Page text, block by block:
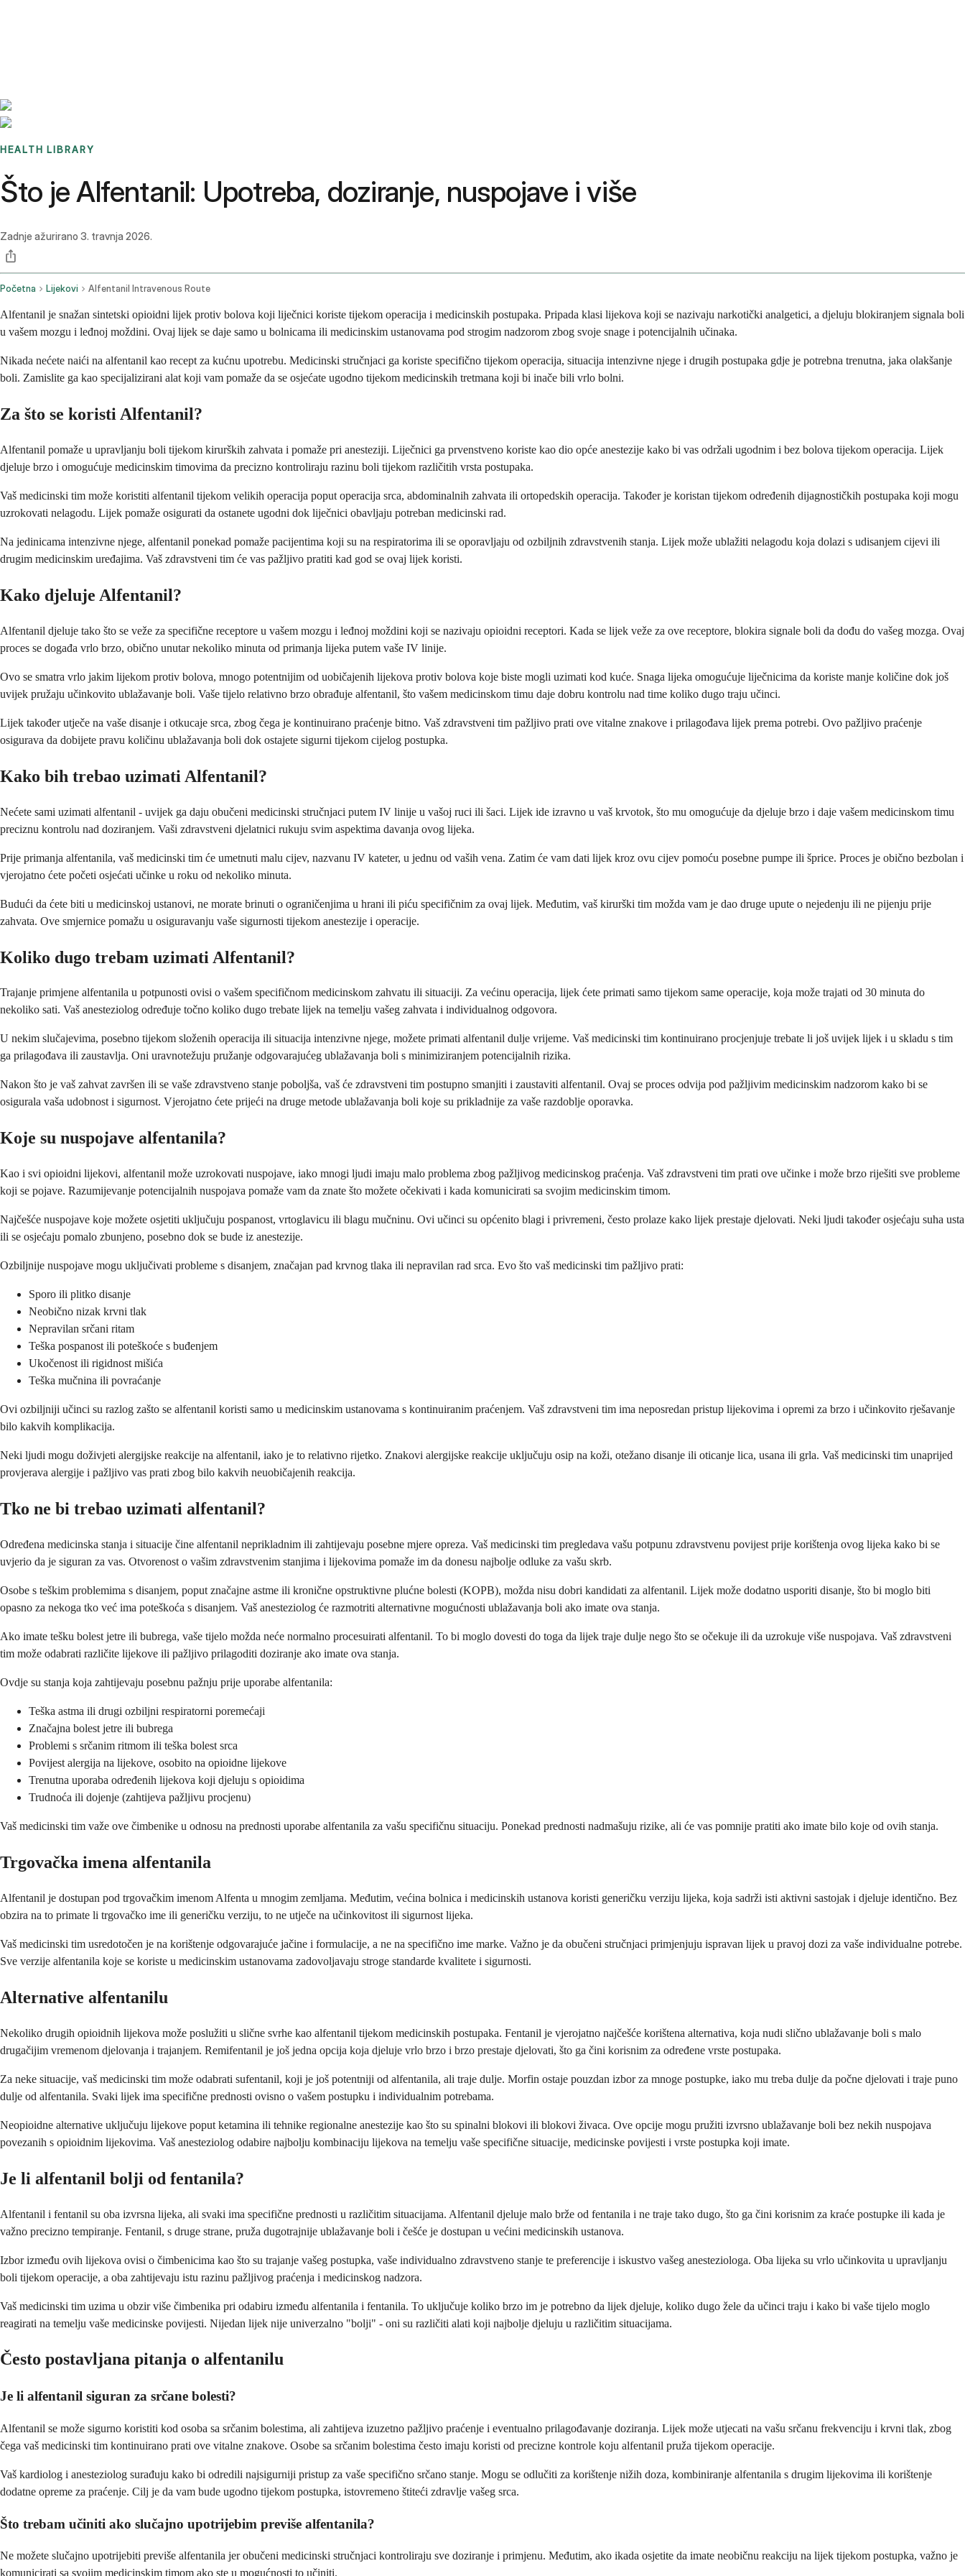
HEALTH LIBRARY
Što je Alfentanil: Upotreba, doziranje, nuspojave i više
Zadnje ažurirano 3. travnja 2026.
Početna Lijekovi Alfentanil Intravenous Route
Alfentanil je snažan sintetski opioidni lijek protiv bolova koji liječnici koriste tijekom operacija i medicinskih postupaka. Pripada klasi lijekova koji se nazivaju narkotički analgetici, a djeluju blokiranjem signala boli
u vašem mozgu i leđnoj moždini. Ovaj lijek se daje samo u bolnicama ili medicinskim ustanovama pod strogim nadzorom zbog svoje snage i potencijalnih učinaka.
Nikada nećete naići na alfentanil kao recept za kućnu upotrebu. Medicinski stručnjaci ga koriste specifično tijekom operacija, situacija intenzivne njege i drugih postupaka gdje je potrebna trenutna, jaka olakšanje
boli. Zamislite ga kao specijalizirani alat koji vam pomaže da se osjećate ugodno tijekom medicinskih tretmana koji bi inače bili vrlo bolni.
Za što se koristi Alfentanil?
Alfentanil pomaže u upravljanju boli tijekom kirurških zahvata i pomaže pri anesteziji. Liječnici ga prvenstveno koriste kao dio opće anestezije kako bi vas održali ugodnim i bez bolova tijekom operacija. Lijek
djeluje brzo i omogućuje medicinskim timovima da precizno kontroliraju razinu boli tijekom različitih vrsta postupaka.
Vaš medicinski tim može koristiti alfentanil tijekom velikih operacija poput operacija srca, abdominalnih zahvata ili ortopedskih operacija. Također je koristan tijekom određenih dijagnostičkih postupaka koji mogu
uzrokovati nelagodu. Lijek pomaže osigurati da ostanete ugodni dok liječnici obavljaju potreban medicinski rad.
Na jedinicama intenzivne njege, alfentanil ponekad pomaže pacijentima koji su na respiratorima ili se oporavljaju od ozbiljnih zdravstvenih stanja. Lijek može ublažiti nelagodu koja dolazi s udisanjem cijevi ili
drugim medicinskim uređajima. Vaš zdravstveni tim će vas pažljivo pratiti kad god se ovaj lijek koristi.
Kako djeluje Alfentanil?
Alfentanil djeluje tako što se veže za specifične receptore u vašem mozgu i leđnoj moždini koji se nazivaju opioidni receptori. Kada se lijek veže za ove receptore, blokira signale boli da dođu do vašeg mozga. Ovaj
proces se događa vrlo brzo, obično unutar nekoliko minuta od primanja lijeka putem vaše IV linije.
Ovo se smatra vrlo jakim lijekom protiv bolova, mnogo potentnijim od uobičajenih lijekova protiv bolova koje biste mogli uzimati kod kuće. Snaga lijeka omogućuje liječnicima da koriste manje količine dok još
uvijek pružaju učinkovito ublažavanje boli. Vaše tijelo relativno brzo obrađuje alfentanil, što vašem medicinskom timu daje dobru kontrolu nad time koliko dugo traju učinci.
Lijek također utječe na vaše disanje i otkucaje srca, zbog čega je kontinuirano praćenje bitno. Vaš zdravstveni tim pažljivo prati ove vitalne znakove i prilagođava lijek prema potrebi. Ovo pažljivo praćenje
osigurava da dobijete pravu količinu ublažavanja boli dok ostajete sigurni tijekom cijelog postupka.
Kako bih trebao uzimati Alfentanil?
Nećete sami uzimati alfentanil - uvijek ga daju obučeni medicinski stručnjaci putem IV linije u vašoj ruci ili šaci. Lijek ide izravno u vaš krvotok, što mu omogućuje da djeluje brzo i daje vašem medicinskom timu
preciznu kontrolu nad doziranjem. Vaši zdravstveni djelatnici rukuju svim aspektima davanja ovog lijeka.
Prije primanja alfentanila, vaš medicinski tim će umetnuti malu cijev, nazvanu IV kateter, u jednu od vaših vena. Zatim će vam dati lijek kroz ovu cijev pomoću posebne pumpe ili šprice. Proces je obično bezbolan i
vjerojatno ćete početi osjećati učinke u roku od nekoliko minuta.
Budući da ćete biti u medicinskoj ustanovi, ne morate brinuti o ograničenjima u hrani ili piću specifičnim za ovaj lijek. Međutim, vaš kirurški tim možda vam je dao druge upute o nejedenju ili ne pijenju prije
zahvata. Ove smjernice pomažu u osiguravanju vaše sigurnosti tijekom anestezije i operacije.
Koliko dugo trebam uzimati Alfentanil?
Trajanje primjene alfentanila u potpunosti ovisi o vašem specifičnom medicinskom zahvatu ili situaciji. Za većinu operacija, lijek ćete primati samo tijekom same operacije, koja može trajati od 30 minuta do
nekoliko sati. Vaš anesteziolog određuje točno koliko dugo trebate lijek na temelju vašeg zahvata i individualnog odgovora.
U nekim slučajevima, posebno tijekom složenih operacija ili situacija intenzivne njege, možete primati alfentanil dulje vrijeme. Vaš medicinski tim kontinuirano procjenjuje trebate li još uvijek lijek i u skladu s tim
ga prilagođava ili zaustavlja. Oni uravnotežuju pružanje odgovarajućeg ublažavanja boli s minimiziranjem potencijalnih rizika.
Nakon što je vaš zahvat završen ili se vaše zdravstveno stanje poboljša, vaš će zdravstveni tim postupno smanjiti i zaustaviti alfentanil. Ovaj se proces odvija pod pažljivim medicinskim nadzorom kako bi se
osigurala vaša udobnost i sigurnost. Vjerojatno ćete prijeći na druge metode ublažavanja boli koje su prikladnije za vaše razdoblje oporavka.
Koje su nuspojave alfentanila?
Kao i svi opioidni lijekovi, alfentanil može uzrokovati nuspojave, iako mnogi ljudi imaju malo problema zbog pažljivog medicinskog praćenja. Vaš zdravstveni tim prati ove učinke i može brzo riješiti sve probleme
koji se pojave. Razumijevanje potencijalnih nuspojava pomaže vam da znate što možete očekivati i kada komunicirati sa svojim medicinskim timom.
Najčešće nuspojave koje možete osjetiti uključuju pospanost, vrtoglavicu ili blagu mučninu. Ovi učinci su općenito blagi i privremeni, često prolaze kako lijek prestaje djelovati. Neki ljudi također osjećaju suha usta
ili se osjećaju pomalo zbunjeno, posebno dok se bude iz anestezije.
Ozbiljnije nuspojave mogu uključivati probleme s disanjem, značajan pad krvnog tlaka ili nepravilan rad srca. Evo što vaš medicinski tim pažljivo prati:
Sporo ili plitko disanje
Neobično nizak krvni tlak
Nepravilan srčani ritam
Teška pospanost ili poteškoće s buđenjem
Ukočenost ili rigidnost mišića
Teška mučnina ili povraćanje
Ovi ozbiljniji učinci su razlog zašto se alfentanil koristi samo u medicinskim ustanovama s kontinuiranim praćenjem. Vaš zdravstveni tim ima neposredan pristup lijekovima i opremi za brzo i učinkovito rješavanje
bilo kakvih komplikacija.
Neki ljudi mogu doživjeti alergijske reakcije na alfentanil, iako je to relativno rijetko. Znakovi alergijske reakcije uključuju osip na koži, otežano disanje ili oticanje lica, usana ili grla. Vaš medicinski tim unaprijed
provjerava alergije i pažljivo vas prati zbog bilo kakvih neuobičajenih reakcija.
Tko ne bi trebao uzimati alfentanil?
Određena medicinska stanja i situacije čine alfentanil neprikladnim ili zahtijevaju posebne mjere opreza. Vaš medicinski tim pregledava vašu potpunu zdravstvenu povijest prije korištenja ovog lijeka kako bi se
uvjerio da je siguran za vas. Otvorenost o vašim zdravstvenim stanjima i lijekovima pomaže im da donesu najbolje odluke za vašu skrb.
Osobe s teškim problemima s disanjem, poput značajne astme ili kronične opstruktivne plućne bolesti (KOPB), možda nisu dobri kandidati za alfentanil. Lijek može dodatno usporiti disanje, što bi moglo biti
opasno za nekoga tko već ima poteškoća s disanjem. Vaš anesteziolog će razmotriti alternativne mogućnosti ublažavanja boli ako imate ova stanja.
Ako imate tešku bolest jetre ili bubrega, vaše tijelo možda neće normalno procesuirati alfentanil. To bi moglo dovesti do toga da lijek traje dulje nego što se očekuje ili da uzrokuje više nuspojava. Vaš zdravstveni
tim može odabrati različite lijekove ili pažljivo prilagoditi doziranje ako imate ova stanja.
Ovdje su stanja koja zahtijevaju posebnu pažnju prije uporabe alfentanila:
Teška astma ili drugi ozbiljni respiratorni poremećaji
Značajna bolest jetre ili bubrega
Problemi s srčanim ritmom ili teška bolest srca
Povijest alergija na lijekove, osobito na opioidne lijekove
Trenutna uporaba određenih lijekova koji djeluju s opioidima
Trudnoća ili dojenje (zahtijeva pažljivu procjenu)
Vaš medicinski tim važe ove čimbenike u odnosu na prednosti uporabe alfentanila za vašu specifičnu situaciju. Ponekad prednosti nadmašuju rizike, ali će vas pomnije pratiti ako imate bilo koje od ovih stanja.
Trgovačka imena alfentanila
Alfentanil je dostupan pod trgovačkim imenom Alfenta u mnogim zemljama. Međutim, većina bolnica i medicinskih ustanova koristi generičku verziju lijeka, koja sadrži isti aktivni sastojak i djeluje identično. Bez
obzira na to primate li trgovačko ime ili generičku verziju, to ne utječe na učinkovitost ili sigurnost lijeka.
Vaš medicinski tim usredotočen je na korištenje odgovarajuće jačine i formulacije, a ne na specifično ime marke. Važno je da obučeni stručnjaci primjenjuju ispravan lijek u pravoj dozi za vaše individualne potrebe.
Sve verzije alfentanila koje se koriste u medicinskim ustanovama zadovoljavaju stroge standarde kvalitete i sigurnosti.
Alternative alfentanilu
Nekoliko drugih opioidnih lijekova može poslužiti u slične svrhe kao alfentanil tijekom medicinskih postupaka. Fentanil je vjerojatno najčešće korištena alternativa, koja nudi slično ublažavanje boli s malo
drugačijim vremenom djelovanja i trajanjem. Remifentanil je još jedna opcija koja djeluje vrlo brzo i brzo prestaje djelovati, što ga čini korisnim za određene vrste postupaka.
Za neke situacije, vaš medicinski tim može odabrati sufentanil, koji je još potentniji od alfentanila, ali traje dulje. Morfin ostaje pouzdan izbor za mnoge postupke, iako mu treba dulje da počne djelovati i traje puno
dulje od alfentanila. Svaki lijek ima specifične prednosti ovisno o vašem postupku i individualnim potrebama.
Neopioidne alternative uključuju lijekove poput ketamina ili tehnike regionalne anestezije kao što su spinalni blokovi ili blokovi živaca. Ove opcije mogu pružiti izvrsno ublažavanje boli bez nekih nuspojava
povezanih s opioidnim lijekovima. Vaš anesteziolog odabire najbolju kombinaciju lijekova na temelju vaše specifične situacije, medicinske povijesti i vrste postupka koji imate.
Je li alfentanil bolji od fentanila?
Alfentanil i fentanil su oba izvrsna lijeka, ali svaki ima specifične prednosti u različitim situacijama. Alfentanil djeluje malo brže od fentanila i ne traje tako dugo, što ga čini korisnim za kraće postupke ili kada je
važno precizno tempiranje. Fentanil, s druge strane, pruža dugotrajnije ublažavanje boli i češće je dostupan u većini medicinskih ustanova.
Izbor između ovih lijekova ovisi o čimbenicima kao što su trajanje vašeg postupka, vaše individualno zdravstveno stanje te preferencije i iskustvo vašeg anesteziologa. Oba lijeka su vrlo učinkovita u upravljanju
boli tijekom operacije, a oba zahtijevaju istu razinu pažljivog praćenja i medicinskog nadzora.
Vaš medicinski tim uzima u obzir više čimbenika pri odabiru između alfentanila i fentanila. To uključuje koliko brzo im je potrebno da lijek djeluje, koliko dugo žele da učinci traju i kako bi vaše tijelo moglo
reagirati na temelju vaše medicinske povijesti. Nijedan lijek nije univerzalno "bolji" - oni su različiti alati koji najbolje djeluju u različitim situacijama.
Često postavljana pitanja o alfentanilu
Je li alfentanil siguran za srčane bolesti?
Alfentanil se može sigurno koristiti kod osoba sa srčanim bolestima, ali zahtijeva izuzetno pažljivo praćenje i eventualno prilagođavanje doziranja. Lijek može utjecati na vašu srčanu frekvenciju i krvni tlak, zbog
čega vaš medicinski tim kontinuirano prati ove vitalne znakove. Osobe sa srčanim bolestima često imaju koristi od precizne kontrole koju alfentanil pruža tijekom operacije.
Vaš kardiolog i anesteziolog surađuju kako bi odredili najsigurniji pristup za vaše specifično srčano stanje. Mogu se odlučiti za korištenje nižih doza, kombiniranje alfentanila s drugim lijekovima ili korištenje
dodatne opreme za praćenje. Cilj je da vam bude ugodno tijekom postupka, istovremeno štiteći zdravlje vašeg srca.
Što trebam učiniti ako slučajno upotrijebim previše alfentanila?
Ne možete slučajno upotrijebiti previše alfentanila jer obučeni medicinski stručnjaci kontroliraju sve doziranje i primjenu. Međutim, ako ikada osjetite da imate neobičnu reakciju na lijek tijekom postupka, važno je
komunicirati sa svojim medicinskim timom ako ste u mogućnosti to učiniti.